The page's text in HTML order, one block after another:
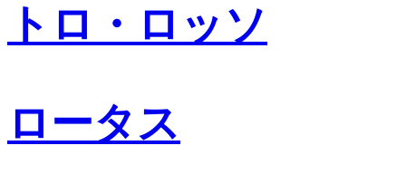
トロ・ロッソ
ロータス